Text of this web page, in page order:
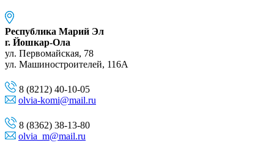
Республика Марий Эл
г. Йошкар-Ола
ул. Первомайская, 78
ул. Машиностроителей, 116A
8 (8212) 40-10-05
olvia-komi@mail.ru
8 (8362) 38-13-80
olvia_m@mail.ru